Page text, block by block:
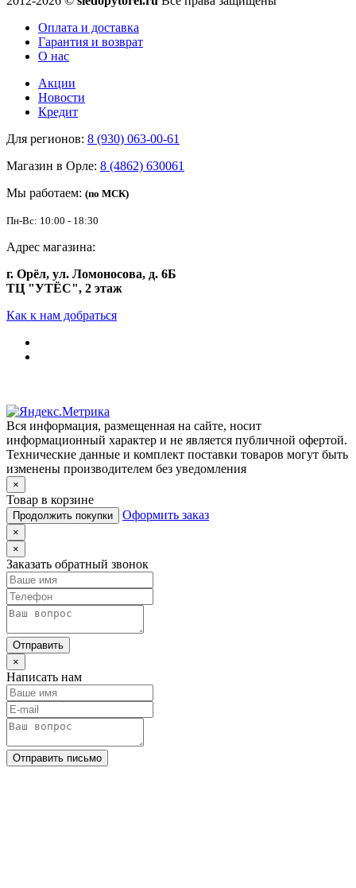
Оплата и доставка
Гарантия и возврат
О нас
Акции
Новости
Кредит
Для регионов: 8 (930) 063-00-61
Магазин в Орле: 8 (4862) 630061
Мы работаем: (по МСК)
Пн-Вс: 10:00 - 18:30
Адрес магазина:
г. Орёл, ул. Ломоносова, д. 6Б
ТЦ "УТЁС", 2 этаж
Как к нам добраться
Вся информация, размещенная на сайте, носит
информационный характер и не является публичной офертой.
Технические данные и комплект поставки товаров могут быть
изменены производителем без уведомления
×
Товар в корзине
Продолжить покупки Оформить заказ
×
×
Заказать обратный звонок
Отправить
×
Написать нам
Отправить письмо